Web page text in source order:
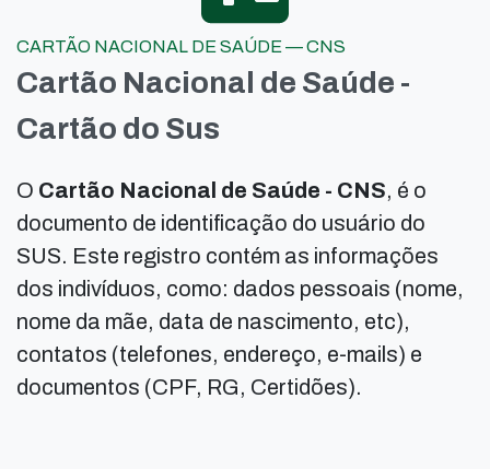
CARTÃO NACIONAL DE SAÚDE — CNS
Cartão Nacional de Saúde -
Cartão do Sus
O Cartão Nacional de Saúde - CNS, é o
documento de identificação do usuário do
SUS. Este registro contém as informações
dos indivíduos, como: dados pessoais (nome,
nome da mãe, data de nascimento, etc),
contatos (telefones, endereço, e-mails) e
documentos (CPF, RG, Certidões).